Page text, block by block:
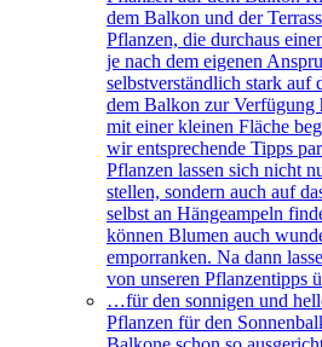
dem Balkon und der
Pflanzen, die durchaus
je nach dem eigenen
selbstverständlich stark auf
dem Balkon zur Verfügung
mit einer kleinen Fläche
wir entsprechende Tipps
Pflanzen lassen sich nicht
stellen, sondern auch auf
selbst an Hängeampeln
können Blumen auch
emporranken. Na dann
von unseren Pflanzentipps
…für den sonnigen und
Pflanzen für den